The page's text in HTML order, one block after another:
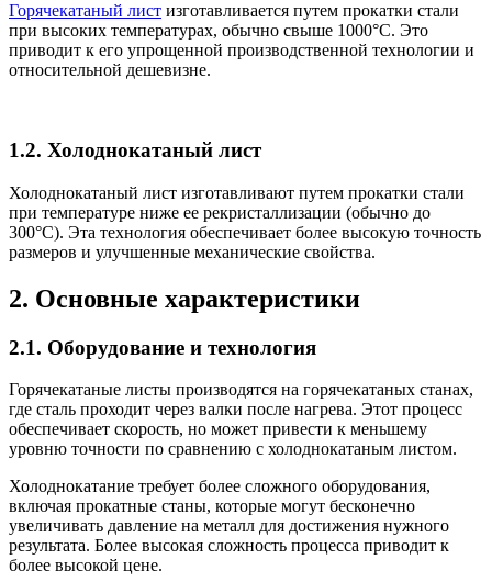
Горячекатаный лист изготавливается путем прокатки стали
при высоких температурах, обычно свыше 1000°C. Это
приводит к его упрощенной производственной технологии и
относительной дешевизне.
1.2. Холоднокатаный лист
Холоднокатаный лист изготавливают путем прокатки стали
при температуре ниже ее рекристаллизации (обычно до
300°C). Эта технология обеспечивает более высокую точность
размеров и улучшенные механические свойства.
2. Основные характеристики
2.1. Оборудование и технология
Горячекатаные листы производятся на горячекатаных станах,
где сталь проходит через валки после нагрева. Этот процесс
обеспечивает скорость, но может привести к меньшему
уровню точности по сравнению с холоднокатаным листом.
Холоднокатание требует более сложного оборудования,
включая прокатные станы, которые могут бесконечно
увеличивать давление на металл для достижения нужного
результата. Более высокая сложность процесса приводит к
более высокой цене.